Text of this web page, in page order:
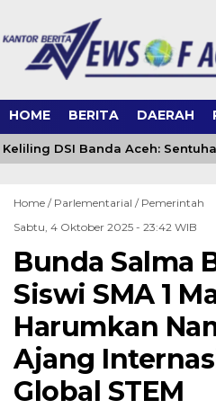
HOME BERITA DAERAH
DSI Banda Aceh:
Home / Parlementarial / Pemerintah
Sabtu, 4 Oktober 2025 - 23:42 WIB
Bunda Salma
Siswi SMA 1
Harumkan
Ajang
Global STEM